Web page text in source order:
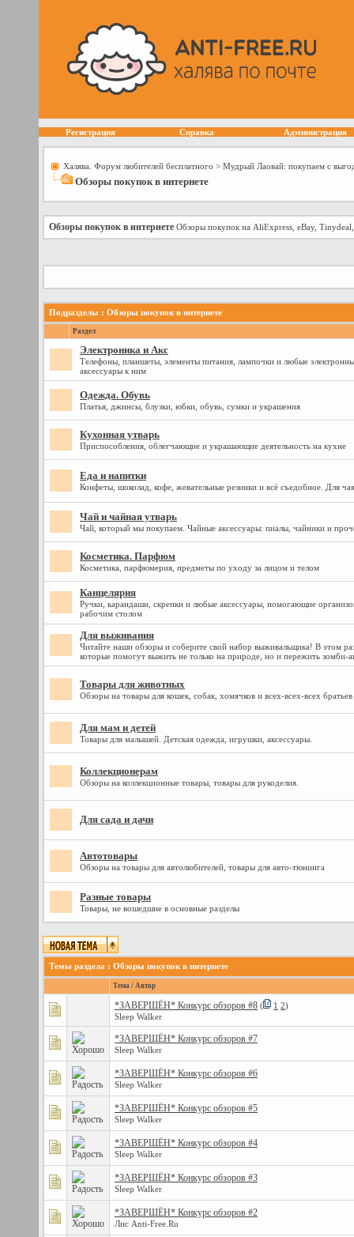
Регистрация Справка Администрация
Халява. Форум любителей бесплатного > Мудрый Лаовай: покупаем с
Обзоры покупок в интернете
Обзоры покупок в интернете Обзоры покупок на AliExpress, eBay,
Подразделы : Обзоры покупок в интернете
Раздел
Электроника и Акс
Телефоны, планшеты, элементы питания, лампочки и любые
аксессуары к ним
Одежда. Обувь
Платья, джинсы, блузки, юбки, обувь, сумки и украшения
Кухонная утварь
Приспособления, облегчающие и украшающие деятельность на кухне
Еда и напитки
Конфеты, шоколад, кофе, жевательные резинки и всё съедобное. Для
Чай и чайная утварь
Чай, который мы покупаем. Чайные аксессуары: пиалы, чайники и
Косметика. Парфюм
Косметика, парфюмерия, предметы по уходу за лицом и телом
Канцелярия
Ручки, карандаши, скрепки и любые аксессуары, помогающие
рабочим столом
Для выживания
Читайте наши обзоры и соберите свой набор выживальщика! В этом
которые помогут выжить не только на природе, но и пережить зомби-
Товары для животных
Обзоры на товары для кошек, собак, хомячков и всех-всех-всех
Для мам и детей
Товары для малышей. Детская одежда, игрушки, аксессуары.
Коллекционерам
Обзоры на коллекционные товары, товары для рукоделия.
Для сада и дачи
Автотовары
Обзоры на товары для автолюбителей, товары для авто-тюнинга
Разные товары
Товары, не вошедшие в основные разделы
Темы раздела : Обзоры покупок в интернете
Тема / Автор
*ЗАВЕРШЁН* Конкурс обзоров #8 ( 1 2)
Sleep Walker
*ЗАВЕРШЁН* Конкурс обзоров #7
Sleep Walker
*ЗАВЕРШЁН* Конкурс обзоров #6
Sleep Walker
*ЗАВЕРШЁН* Конкурс обзоров #5
Sleep Walker
*ЗАВЕРШЁН* Конкурс обзоров #4
Sleep Walker
*ЗАВЕРШЁН* Конкурс обзоров #3
Sleep Walker
*ЗАВЕРШЁН* Конкурс обзоров #2
Лис Anti-Free.Ru